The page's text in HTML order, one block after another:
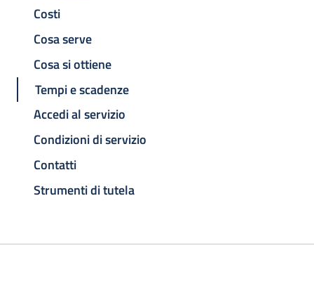
Costi
Cosa serve
Cosa si ottiene
Tempi e scadenze
Accedi al servizio
Condizioni di servizio
Contatti
Strumenti di tutela